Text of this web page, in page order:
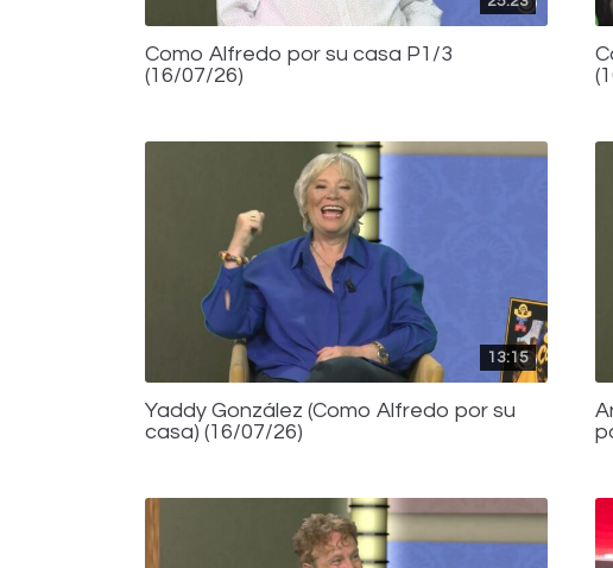
Como Alfredo por su casa P1/3
(16/07/26)
13:15
Yaddy González (Como Alfredo por su
casa) (16/07/26)